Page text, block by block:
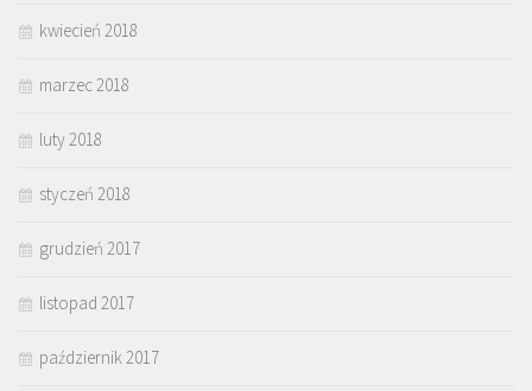
kwiecień 2018
marzec 2018
luty 2018
styczeń 2018
grudzień 2017
listopad 2017
październik 2017